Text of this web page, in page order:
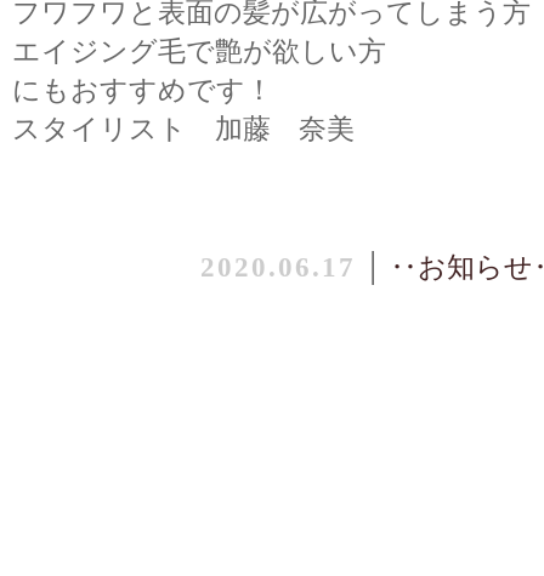
フワフワと表面の髪が広がってしまう方
エイジング毛で艶が欲しい方
にもおすすめです！
スタイリスト 加藤 奈美
2020.06.17 ‥お知ら